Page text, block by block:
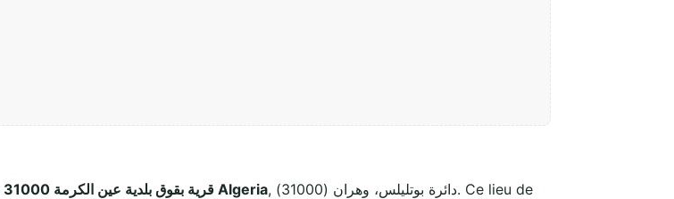
قرية بقوق بلدية عين الكرمة 31000 دائرة بوتليلس، وهران Algeria, دائرة بوتليلس، وهران (31000). Ce lieu de